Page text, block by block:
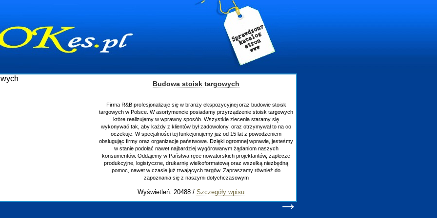
Budowa stoisk targowych
Firma R&B profesjonalizuje się w branży ekspozycyjnej oraz budowie stoisk
targowych w Polsce. W asortymencie posiadamy przyrządzenie stoisk targowych
które realizujemy w wprawny sposób. Wszystkie zlecenia staramy się
wykonywać tak, aby każdy z klientów był zadowolony, oraz otrzymywał to na co
oczekuje. W specjalności tej funkcjonujemy już od 15 lat z powodzeniem
obsługując firmy oraz organizacje państwowe. Dzięki ogromnej wprawie, jesteśmy
w stanie podołać nawet najbardziej wygórowanym żądaniom naszych
konsumentów. Oddajemy w Państwa ręce nowatorskich projektantów, zaplecze
produkcyjne, logistyczne, drukarnię wielkoformatową oraz wszelką niezbędną
pomoc, nawet w czasie już trwających targów. Zapraszamy również do
zapoznania się z naszymi dotychczasowym
Wyświetleń: 20488 /Szczegóły wpisu
→